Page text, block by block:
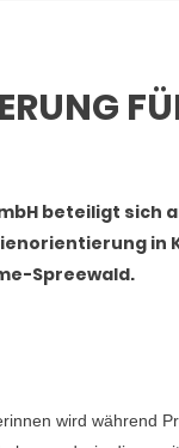
beteiligt sich
in
Spreewald.
wird während